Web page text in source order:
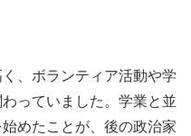
、ボランティア活動や学
っていました。学業と並
めたことが、後の政治家